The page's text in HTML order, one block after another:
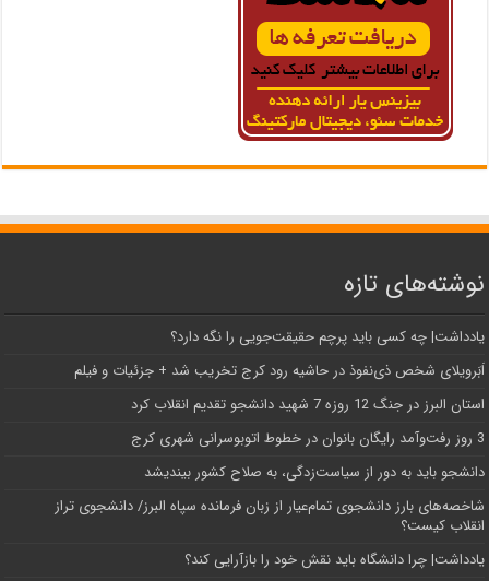
نوشته‌های تازه
یادداشت| ‌چه کسی باید پرچم حقیقت‌جویی را نگه دارد؟
اَبَر‌ویلای شخص ذی‌نفوذ در حاشیه‌ رود کرج تخریب شد + جزئیات و فیلم
استان البرز در جنگ 12 روزه 7 شهید دانشجو تقدیم انقلاب کرد
3 روز رفت‌وآمد رایگان بانوان در خطوط اتوبوسرانی شهری کرج
دانشجو باید به دور از سیاست‌زدگی، به صلاح کشور بیندیشد
شاخصه‌های بارز دانشجوی تمام‌عیار از زبان فرمانده سپاه البرز/ دانشجوی تراز
انقلاب کیست؟
یادداشت| چرا دانشگاه باید نقش خود را بازآرایی کند؟